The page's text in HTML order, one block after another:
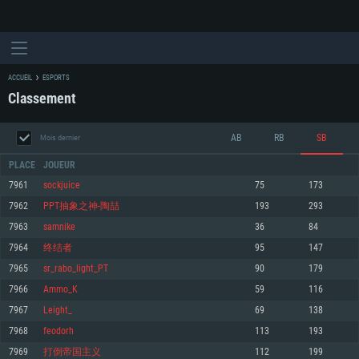
CONFIGURATION SYSTÈME REQUISE
Minimum
OS: Windows 10 (64 bit)
Processeur: Dual-Core 2.2 GHz
Minimum
OS: Mac OS Big Sur 11.0 ou plus récent
Processeur: Core i5, minimum 2.2GHz (Les processeurs Intel Xeon ne sont
Minimum
OS: Les configurations Linux 64 bits les plus modernes
Processeur: Dual-Core 2.4 GHz
ACCUEIL ESPORTS
Classement
Mois dernier AB RB SB
PLACE JOUEUR
7961 sockjuice 75 173
7962 PPT抽象之神-陶喆 193 293
7963 samnike 36 84
7964 终结者 95 147
7965 sr_rabo_light_PT 90 179
7966 Ammo_K 59 116
7967 Leight_ 69 138
7968 feodorh 113 193
7969 打倒帝国主义 112 199